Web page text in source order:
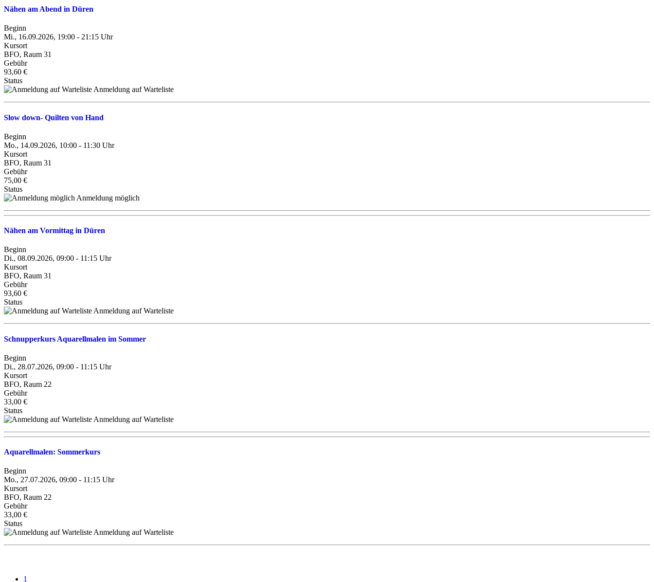
Nähen am Abend in Düren
Beginn
Mi., 16.09.2026, 19:00 - 21:15 Uhr
Kursort
BFO, Raum 31
Gebühr
93,60 €
Status
Anmeldung auf Warteliste
Slow down- Quilten von Hand
Beginn
Mo., 14.09.2026, 10:00 - 11:30 Uhr
Kursort
BFO, Raum 31
Gebühr
75,00 €
Status
Anmeldung möglich
Nähen am Vormittag in Düren
Beginn
Di., 08.09.2026, 09:00 - 11:15 Uhr
Kursort
BFO, Raum 31
Gebühr
93,60 €
Status
Anmeldung auf Warteliste
Schnupperkurs Aquarellmalen im Sommer
Beginn
Di., 28.07.2026, 09:00 - 11:15 Uhr
Kursort
BFO, Raum 22
Gebühr
33,00 €
Status
Anmeldung auf Warteliste
Aquarellmalen: Sommerkurs
Beginn
Mo., 27.07.2026, 09:00 - 11:15 Uhr
Kursort
BFO, Raum 22
Gebühr
33,00 €
Status
Anmeldung auf Warteliste
1